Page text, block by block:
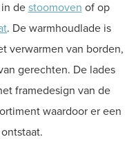
de stoomoven of op
. De warmhoudlade is
verwarmen van borden,
gerechten. De lades
framedesign van de
waardoor er een